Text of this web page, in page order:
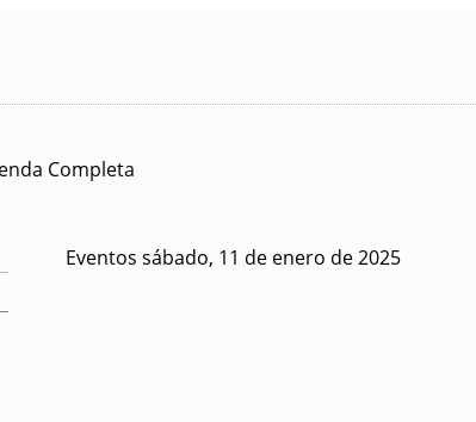
Completa
Eventos sábado, 11 de enero de 2025